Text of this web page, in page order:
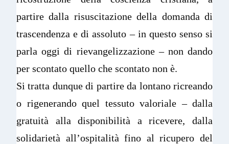
partire dalla risuscitazione della domanda di
trascendenza e di assoluto – in questo senso si
parla oggi di rievangelizzazione – non dando
per scontato quello che scontato non è.
Si tratta dunque di partire da lontano ricreando
o rigenerando quel tessuto valoriale – dalla
gratuità alla disponibilità a ricevere, dalla
solidarietà all’ospitalità fino al ricupero del